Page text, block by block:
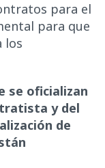
para el
para que
los
se oficializan
y del
de